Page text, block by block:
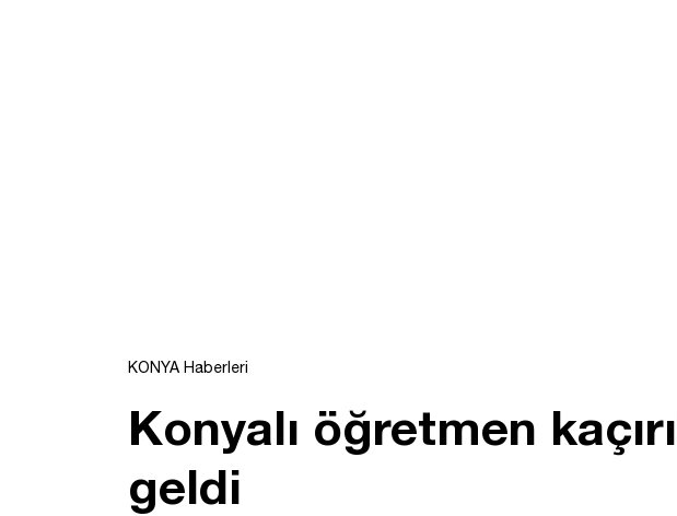
KONYA Haberleri
Konyalı öğretmen
geldi